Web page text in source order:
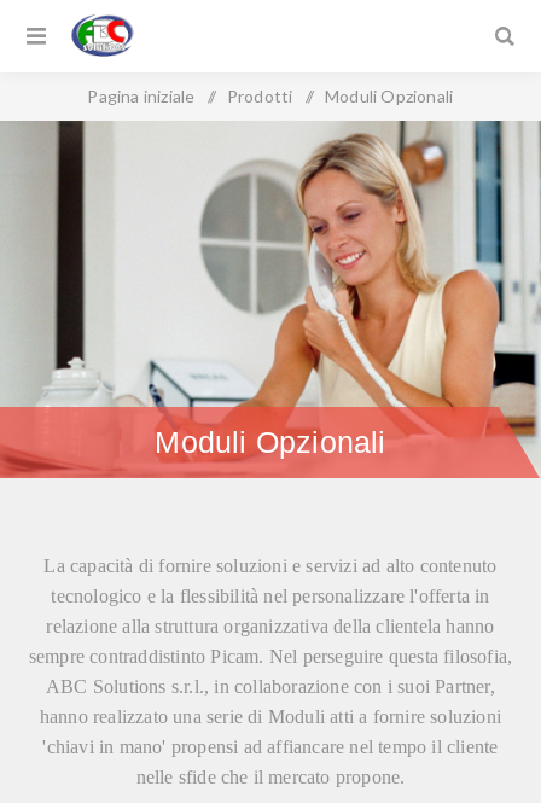
Pagina iniziale / Prodotti / Moduli Opzionali
Moduli Opzionali
La capacità di fornire soluzioni e servizi ad alto contenuto
tecnologico e la flessibilità nel personalizzare l'offerta in
relazione alla struttura organizzativa della clientela hanno
sempre contraddistinto Picam. Nel perseguire questa filosofia,
ABC Solutions s.r.l., in collaborazione con i suoiPartner,
hanno realizzato una serie di Moduli atti a fornire soluzioni
'chiavi in mano' propensi ad affiancare nel tempo il cliente
nelle sfide che il mercato propone.